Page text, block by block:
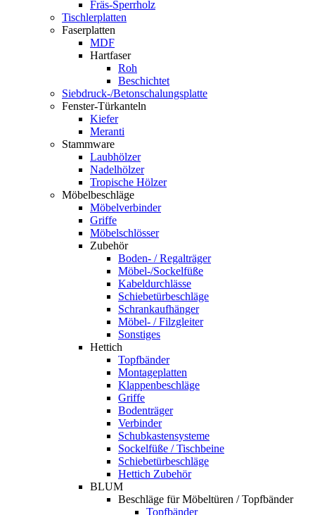
Fräs-Sperrholz
Tischlerplatten
Faserplatten
MDF
Hartfaser
Roh
Beschichtet
Siebdruck-/Betonschalungsplatte
Fenster-Türkanteln
Kiefer
Meranti
Stammware
Laubhölzer
Nadelhölzer
Tropische Hölzer
Möbelbeschläge
Möbelverbinder
Griffe
Möbelschlösser
Zubehör
Boden- / Regalträger
Möbel-/Sockelfüße
Kabeldurchlässe
Schiebetürbeschläge
Schrankaufhänger
Möbel- / Filzgleiter
Sonstiges
Hettich
Topfbänder
Montageplatten
Klappenbeschläge
Griffe
Bodenträger
Verbinder
Schubkastensysteme
Sockelfüße / Tischbeine
Schiebetürbeschläge
Hettich Zubehör
BLUM
Beschläge für Möbeltüren / Topfbänder
Topfbänder